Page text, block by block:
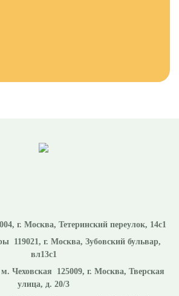
, г. Москва, Тетеринский переулок, 14с1
119021, г. Москва, Зубовский бульвар,
вл13с1
125009, г. Москва, Тверская
улица, д. 20/3